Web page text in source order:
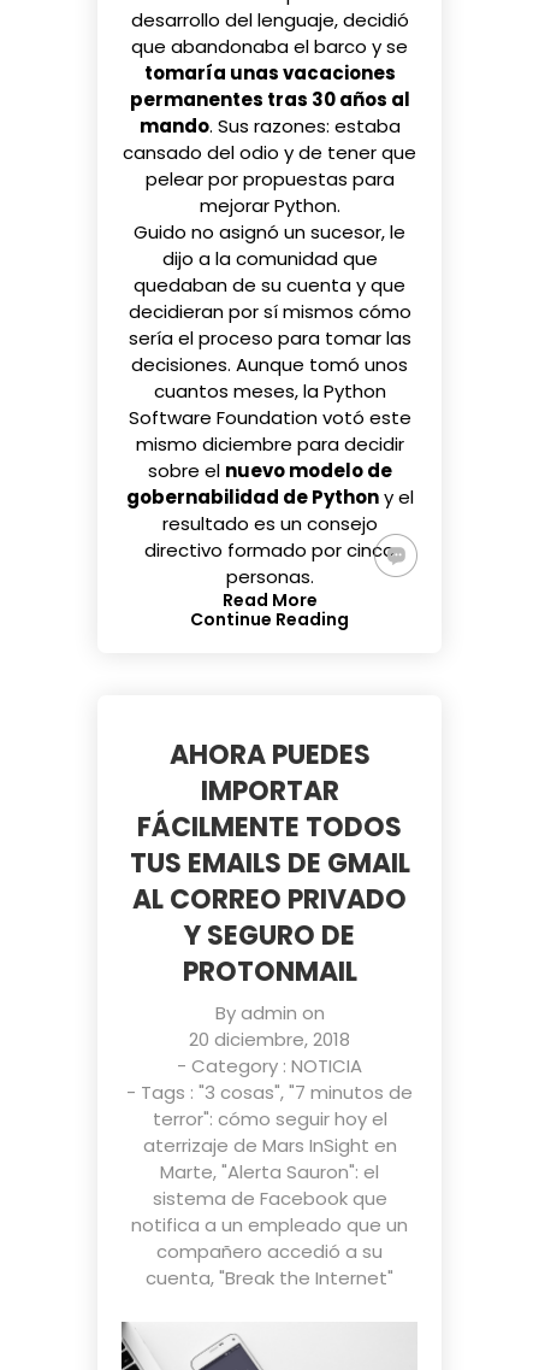
desarrollo del lenguaje, decidió
que abandonaba el barco y se
tomaría unas vacaciones
permanentes tras 30 años al
mando. Sus razones: estaba
cansado del odio y de tener que
pelear por propuestas para
mejorar Python.
Guido no asignó un sucesor, le
dijo a la comunidad que
quedaban de su cuenta y que
decidieran por sí mismos cómo
sería el proceso para tomar las
decisiones. Aunque tomó unos
cuantos meses, laPython
Software Foundationvotó este
mismo diciembre para decidir
sobre el nuevo modelo de
gobernabilidad de Pythony el
resultado es un consejo
directivo formado por cinco
personas.
Read More
Continue Reading
AHORA PUEDES
IMPORTAR
FÁCILMENTE TODOS
TUS EMAILS DE GMAIL
AL CORREO PRIVADO
Y SEGURO DE
PROTONMAIL
Byadmin on
20 diciembre, 2018
- Category : NOTICIA
- Tags : "3 cosas","7 minutos de
terror": cómo seguir hoy el
aterrizaje de Mars InSight en
Marte,"Alerta Sauron": el
sistema de Facebook que
notifica a un empleado que un
compañero accedió a su
cuenta,"Break the Internet"